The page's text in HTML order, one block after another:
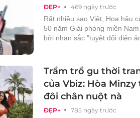
ĐẸP+ 469 ngày trước
Rất nhiều sao Việt, Hoa hậu
50 năm Giải phóng miền
bởi nhan sắc "tuyệt đối điện
ĐẸP+ 785 ngày trước
Trầm trồ gu thời
của Vbiz: Hòa
đôi chân nuột nà